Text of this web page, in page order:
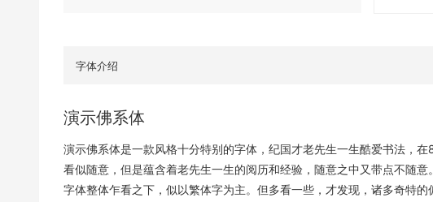
字体介绍
演示佛系体
演示佛系体是一款风格十分特别的字体，纪国才老先生一生酷爱书法，
看似随意，但是蕴含着老先生一生的阅历和经验，随意之中又带点不随意。
字体整体乍看之下，似以繁体字为主。但多看一些，才发现，诸多奇特的